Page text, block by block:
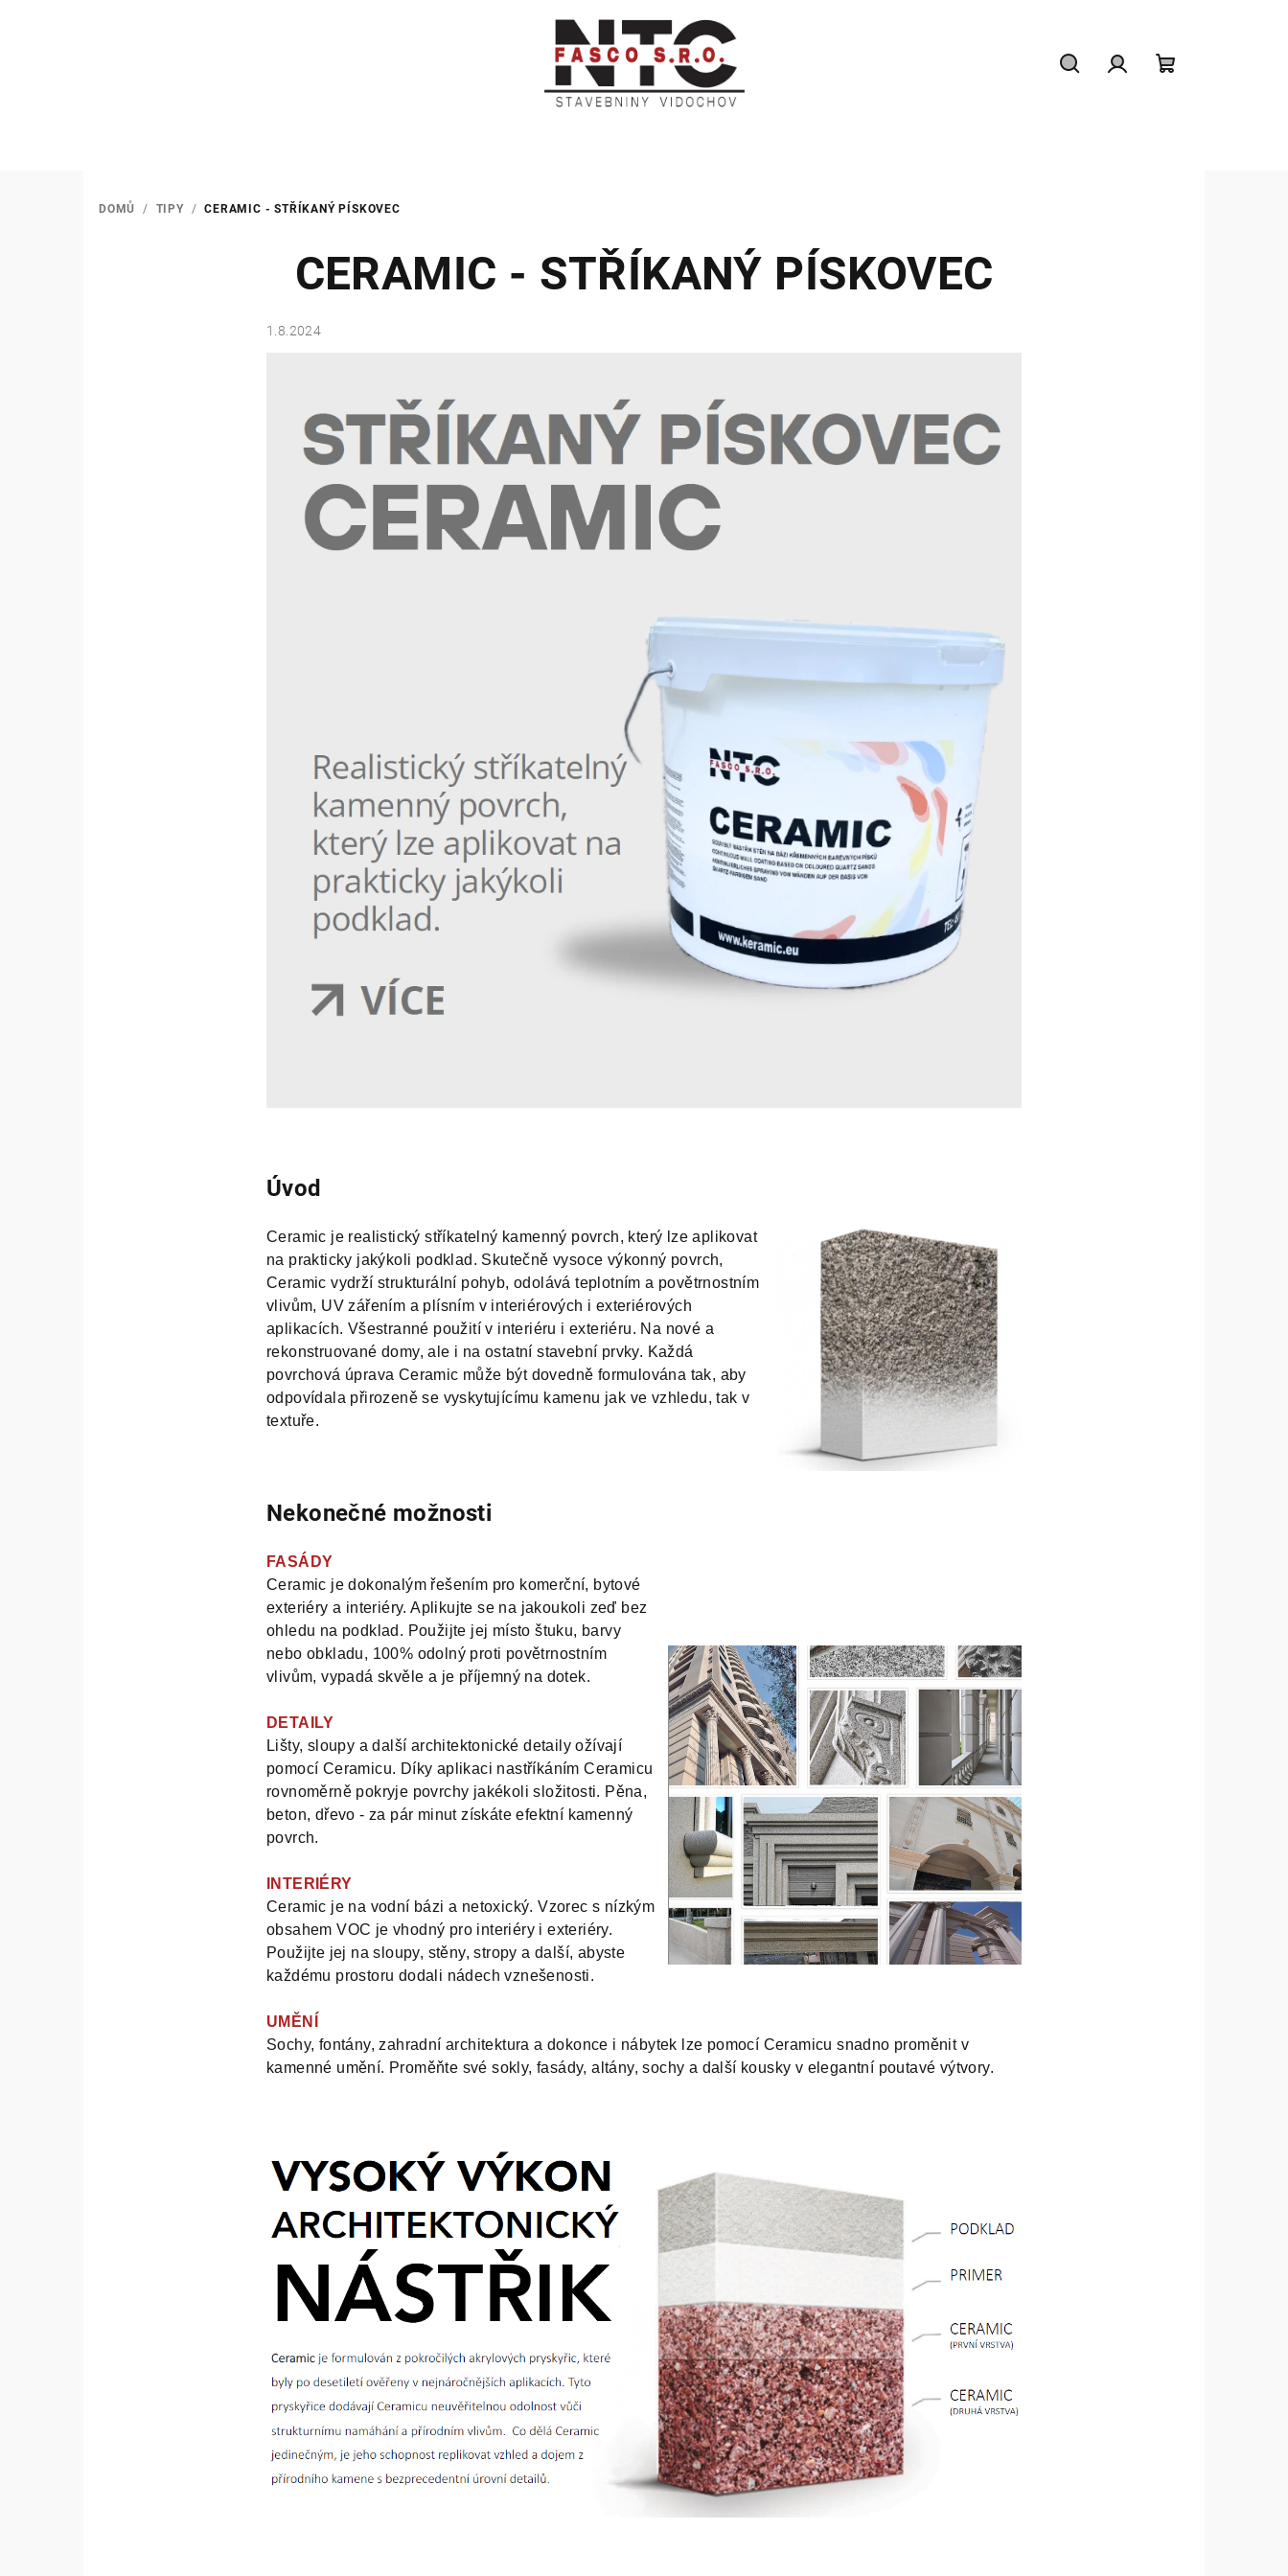
DOMŮ / TIPY / CERAMIC - STŘÍKANÝ PÍSKOVEC
CERAMIC - STŘÍKANÝ PÍSKOVEC
1.8.2024
Úvod
Ceramic je realistický stříkatelný kamenný povrch, který lze aplikovat
na prakticky jakýkoli podklad. Skutečně vysoce výkonný povrch,
Ceramic vydrží strukturální pohyb, odolává teplotním a povětrnostním
vlivům, UV zářením a plísním v interiérových i exteriérových
aplikacích. Všestranné použití v interiéru i exteriéru. Na nové a
rekonstruované domy, ale i na ostatní stavební prvky. Každá
povrchová úprava Ceramic může být dovedně formulována tak, aby
odpovídala přirozeně se vyskytujícímu kamenu jak ve vzhledu, tak v
textuře.
Nekonečné možnosti
FASÁDY
Ceramic je dokonalým řešením pro komerční, bytové
exteriéry a interiéry. Aplikujte se na jakoukoli zeď bez
ohledu na podklad. Použijte jej místo štuku, barvy
nebo obkladu, 100% odolný proti povětrnostním
vlivům, vypadá skvěle a je příjemný na dotek.
DETAILY
Lišty, sloupy a další architektonické detaily ožívají
pomocí Ceramicu. Díky aplikaci nastříkáním Ceramicu
rovnoměrně pokryje povrchy jakékoli složitosti. Pěna,
beton, dřevo - za pár minut získáte efektní kamenný
povrch.
INTERIÉRY
Ceramic je na vodní bázi a netoxický. Vzorec s nízkým
obsahem VOC je vhodný pro interiéry i exteriéry.
Použijte jej na sloupy, stěny, stropy a další, abyste
každému prostoru dodali nádech vznešenosti.
UMĚNÍ
Sochy, fontány, zahradní architektura a dokonce i nábytek lze pomocí Ceramicu snadno proměnit v
kamenné umění. Proměňte své sokly, fasády, altány, sochy a další kousky v elegantní poutavé výtvory.